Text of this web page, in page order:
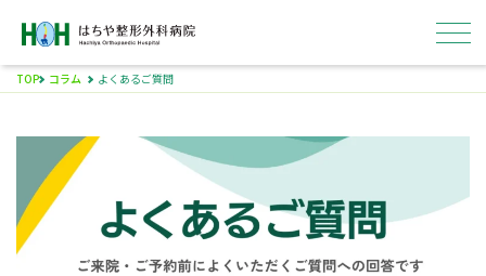
はちやについて
TOP コラム よくあるご質問